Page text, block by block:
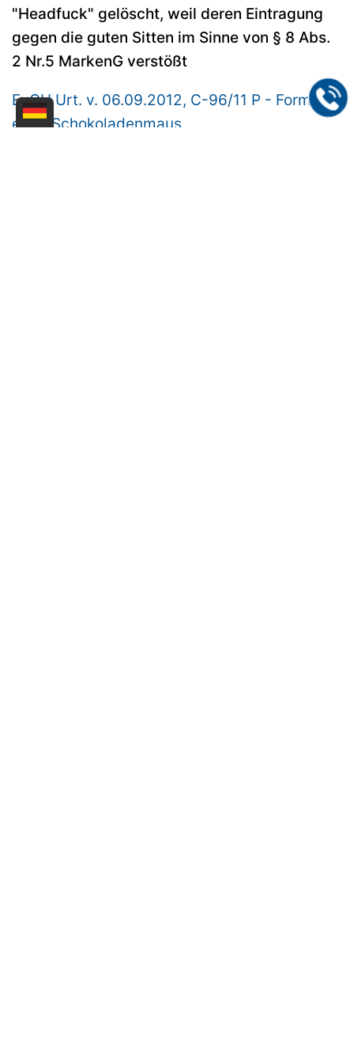
"Headfuck" gelöscht, weil deren Eintragung
gegen die guten Sitten im Sinne von § 8 Abs.
2 Nr.5 MarkenG verstößt
EuGH Urt. v. 06.09.2012, C-96/11 P - Form
einer Schokoladenmaus